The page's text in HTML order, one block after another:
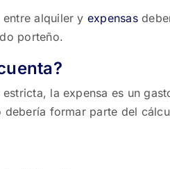
alquiler y expensas
porteño.
la expensa es un
formar parte del